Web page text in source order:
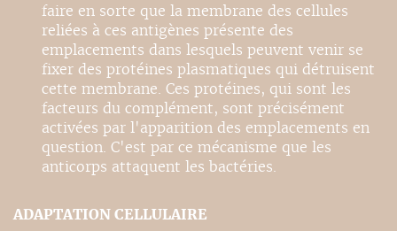
faire en sorte que la membrane des cellules
reliées à ces antigènes présente des
emplacements dans lesquels peuvent venir se
fixer des protéines plasmatiques qui détruisent
cette membrane. Ces protéines, qui sont les
facteurs du complément, sont précisément
activées par l'apparition des emplacements en
question. C'est par ce mécanisme que les
anticorps attaquent les bactéries.
ADAPTATION CELLULAIRE